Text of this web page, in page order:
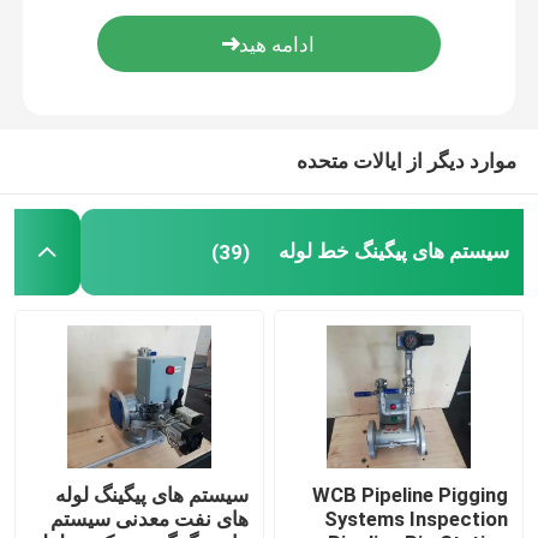
سیستم های پیگینگ خط لوله
سیستم پیگینگ خودکار
واحد تخلیه درام
سیستم کنترل توزیع شده DCS
ترکیب دسته ای خودکار
منیفولد پیگینگ
موارد دیگر از ایالات متحده
سیستم های پیگینگ خط لوله (39)
WCB Pipeline Pigging
Systems Inspection
سیستم های پیگینگ لوله
های نفت معدنی سیستم